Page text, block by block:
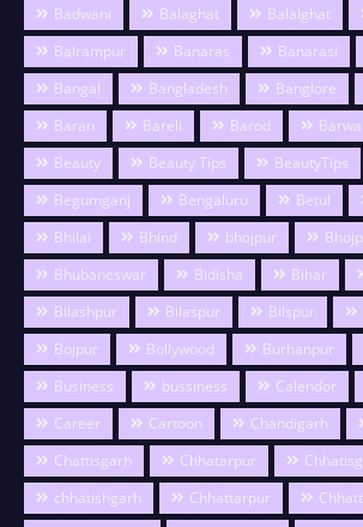
Badwani
Balaghat Balalghat
Balrampur
Banaras Banarasi
Bangal
Bangladesh Banglore
Baran
Bareli Barod
Beauty
Beauty Tips BeautyTips
Begumganj
Bengaluru Betul
Bhilai
Bhind bhojpur
Bhubaneswar
Bidisha Bihar
Bilashpur
Bilaspur Bilspur
Bojpur
Bollywood Burhanpur
Business
bussiness Calendor
Career
Cartoon Chandigarh
Chattisgarh
Chhatarpur
chhatishgarh
Chhattarpur